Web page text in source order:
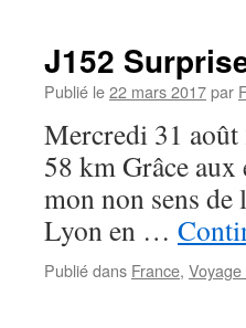
J152
Publié le22 mars 2017par
Mercredi 31
58 km Grâce
mon non sens
Lyon en …
Publié dans France,